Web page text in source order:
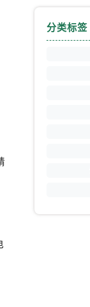
分类标签